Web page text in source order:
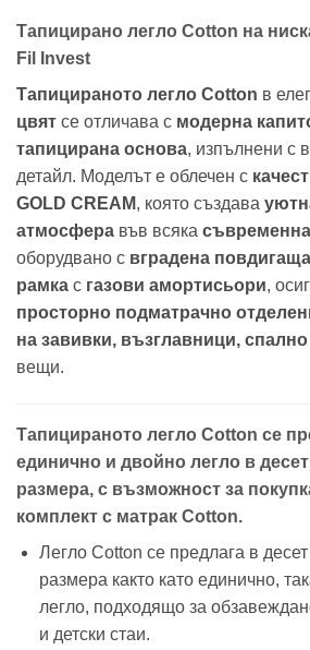
Тапицирано легло Cotton на
Fil Invest
Тапицираното легло Cotton в
цвят се отличава с модерна
тапицирана основа, изпълнени с
детайл. Моделът е облечен с
GOLD CREAM, която създава
атмосфера във всяка
оборудвано с вградена
рамка с газови амортисьори,
просторно подматрачно
на завивки, възглавници,
вещи.
Тапицираното легло Cotton се
единично и двойно легло в
размера, с възможност за
комплект с матрак Cotton.
Легло Cotton се предлага в
размера както като единично,
легло, подходящо за
и детски стаи.